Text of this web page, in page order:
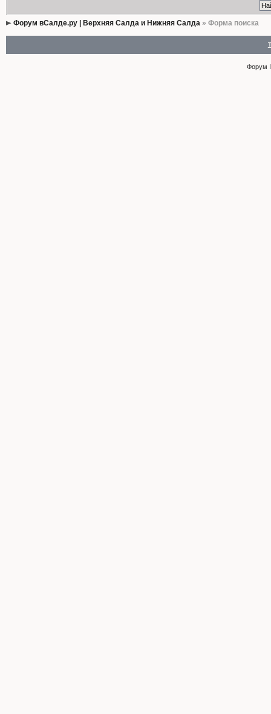
Форум вСалде.ру | Верхняя Салда и Нижняя Салда» Форма поиска
Форум